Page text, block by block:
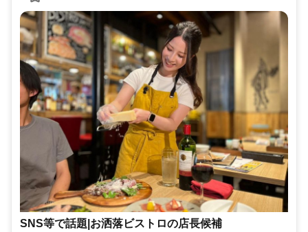
SNS等で話題|お洒落ビストロの店長候補